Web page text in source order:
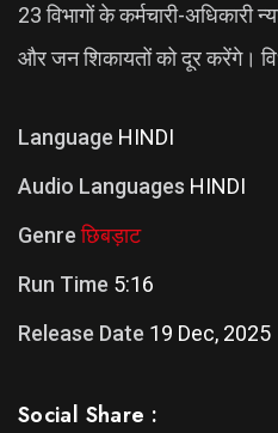
23 विभागों के कर्मचारी-अधिकारी
और जन शिकायतों को दूर करेंगे।
Language HINDI
Audio Languages HINDI
Genre छिबड़ाट
Run Time 5:16
Release Date 19 Dec, 2025
Social Share :